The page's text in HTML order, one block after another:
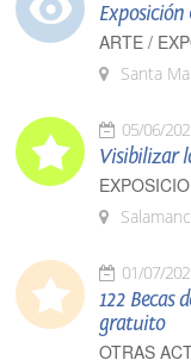
ARTE /
Santa
05/06/
Visibilizar
01/07/
122 Becas
gratuito
OTRAS